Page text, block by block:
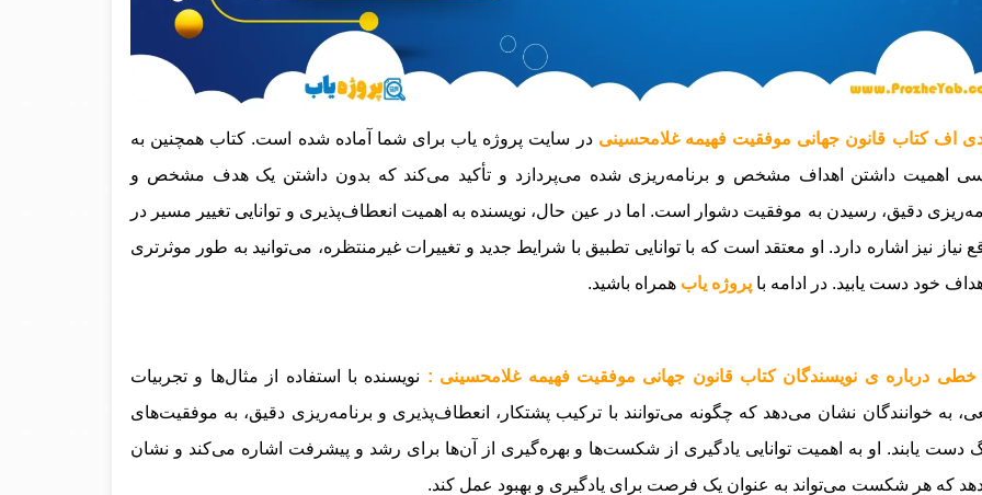
اف کتاب قانون جهانی موفقیت فهیمه غلامحسینیدر سایت پروژه یاب برای شما آماده شده است. کتاب همچنین به
اهمیت داشتن اهداف مشخص و برنامه‌ریزی شده می‌پردازد و تأکید می‌کند که بدون داشتن یک هدف مشخص و
دقیق، رسیدن به موفقیت دشوار است. اما در عین حال، نویسنده به اهمیت انعطاف‌پذیری و توانایی تغییر مسیر در
نیاز نیز اشاره دارد. او معتقد است که با توانایی تطبیق با شرایط جدید و تغییرات غیرمنتظره، می‌توانید به طور موثرتری
خود دست یابید. در ادامه با پروژه یاب همراه باشید.
خطی درباره ی نویسندگان کتاب قانون جهانی موفقیت فهیمه غلامحسینی : نویسنده با استفاده از مثال‌ها و تجربیات
به خوانندگان نشان می‌دهد که چگونه می‌توانند با ترکیب پشتکار، انعطاف‌پذیری و برنامه‌ریزی دقیق، به موفقیت‌های
دست یابند. او به اهمیت توانایی یادگیری از شکست‌ها و بهره‌گیری از آن‌ها برای رشد و پیشرفت اشاره می‌کند و نشان
که هر شکست می‌تواند به عنوان یک فرصت برای یادگیری و بهبود عمل کند.